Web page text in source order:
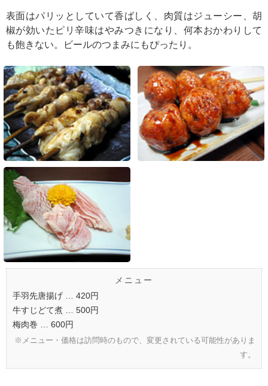
表面はパリッとしていて香ばしく、肉質はジューシー、胡
椒が効いたピリ辛味はやみつきになり、何本おかわりして
も飽きない。ビールのつまみにもぴったり。
メニュー
手羽先唐揚げ … 420円
牛すじどて煮 … 500円
梅肉巻 … 600円
※メニュー・価格は訪問時のもので、変更されている可能性がありま
す。